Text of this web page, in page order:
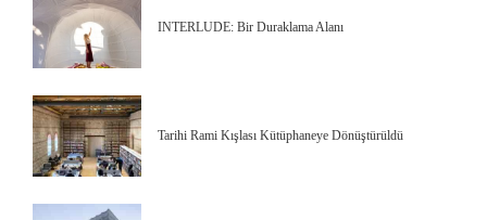
INTERLUDE: Bir Duraklama Alanı
Tarihi Rami Kışlası Kütüphaneye Dönüştürüldü